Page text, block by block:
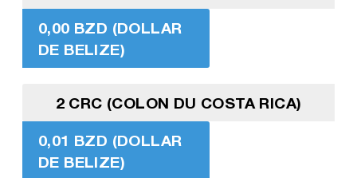
0,00 BZD (DOLLAR
DE BELIZE)
2 CRC (COLON DU COSTA RICA)
0,01 BZD (DOLLAR
DE BELIZE)